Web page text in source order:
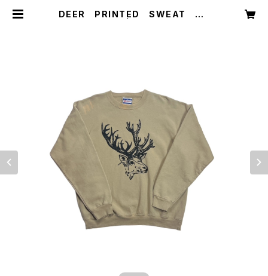
DEER PRINTED SWEAT SH